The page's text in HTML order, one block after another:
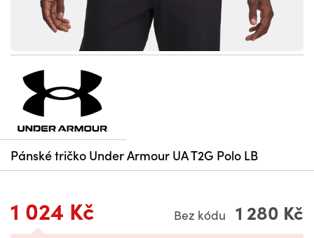
Pánské tričko Under Armour UA T2G Polo LB
1 024 Kč Bez kódu 1 280 Kč